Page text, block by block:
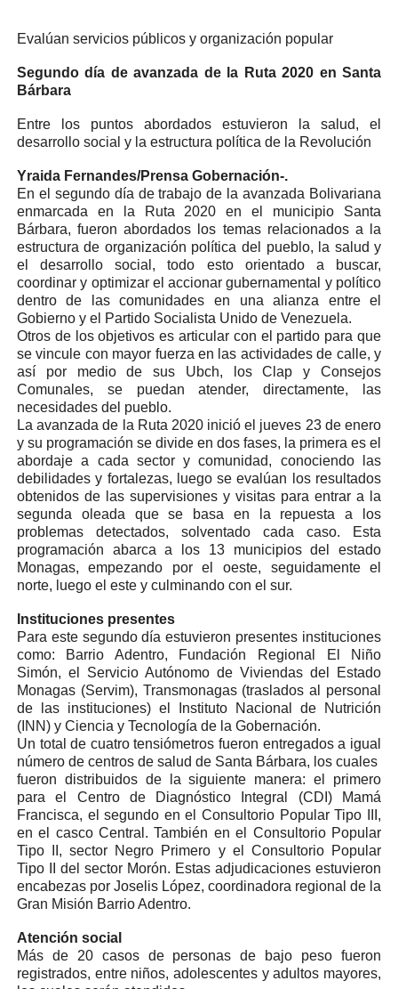
Evalúan servicios públicos y organización popular
Segundo día de avanzada de la Ruta 2020 en Santa
Bárbara
Entre los puntos abordados estuvieron la salud, el
desarrollo social y la estructura política de la Revolución
Yraida Fernandes/Prensa Gobernación-.
En el segundo día de trabajo de la avanzada Bolivariana
enmarcada en la Ruta 2020 en el municipio Santa
Bárbara, fueron abordados los temas relacionados a la
estructura de organización política del pueblo, la salud y
el desarrollo social, todo esto orientado a buscar,
coordinar y optimizar el accionar gubernamental y político
dentro de las comunidades en una alianza entre el
Gobierno y el Partido Socialista Unido de Venezuela.
Otros de los objetivos es articular con el partido para que
se vincule con mayor fuerza en las actividades de calle, y
así por medio de sus Ubch, los Clap y Consejos
Comunales, se puedan atender, directamente, las
necesidades del pueblo.
La avanzada de la Ruta 2020 inició el jueves 23 de enero
y su programación se divide en dos fases, la primera es el
abordaje a cada sector y comunidad, conociendo las
debilidades y fortalezas, luego se evalúan los resultados
obtenidos de las supervisiones y visitas para entrar a la
segunda oleada que se basa en la repuesta a los
problemas detectados, solventado cada caso. Esta
programación abarca a los 13 municipios del estado
Monagas, empezando por el oeste, seguidamente el
norte, luego el este y culminando con el sur.
Instituciones presentes
Para este segundo día estuvieron presentes instituciones
como: Barrio Adentro, Fundación Regional El Niño
Simón, el Servicio Autónomo de Viviendas del Estado
Monagas (Servim), Transmonagas (traslados al personal
de las instituciones) el Instituto Nacional de Nutrición
(INN) y Ciencia y Tecnología de la Gobernación.
Un total de cuatro tensiómetros fueron entregados a igual
número de centros de salud de Santa Bárbara, los cuales
fueron distribuidos de la siguiente manera: el primero
para el Centro de Diagnóstico Integral (CDI) Mamá
Francisca, el segundo en el Consultorio Popular Tipo III,
en el casco Central. También en el Consultorio Popular
Tipo II, sector Negro Primero y el Consultorio Popular
Tipo II del sector Morón. Estas adjudicaciones estuvieron
encabezas por Joselis López, coordinadora regional de la
Gran Misión Barrio Adentro.
Atención social
Más de 20 casos de personas de bajo peso fueron
registrados, entre niños, adolescentes y adultos mayores,